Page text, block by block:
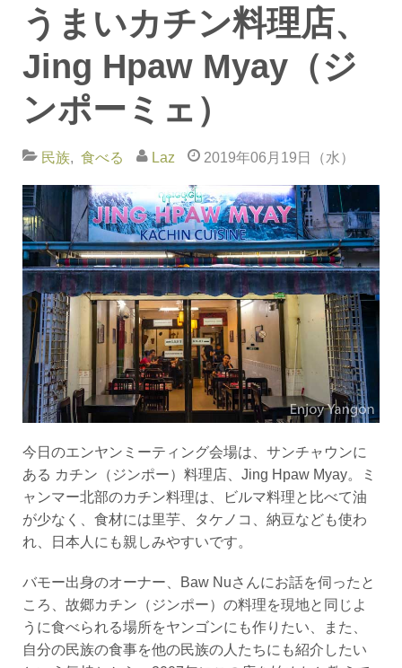
うまいカチン料理店、
Jing Hpaw Myay（ジ
ンポーミェ）
民族 食べる Laz 2019年06月19日（水）
今日のエンヤンミーティング会場は、サンチャウンに
ある カチン（ジンポー）料理店、 Jing Hpaw Myay。ミ
ャンマー北部のカチン料理は、ビルマ料理と比べて油
が少なく、食材には里芋、タケノコ、納豆なども使わ
れ、日本人にも親しみやすいです。
バモー出身のオーナー、 Baw Nuさんにお話を伺ったと
ころ、故郷カチン（ジンポー）の料理を現地と同じよ
うに食べられる場所をヤンゴンにも作りたい、また、
自分の民族の食事を他の民族の人たちにも紹介したい